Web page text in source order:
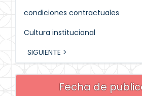
condiciones contractuales
Cultura institucional
SIGUIENTE >
Fecha de